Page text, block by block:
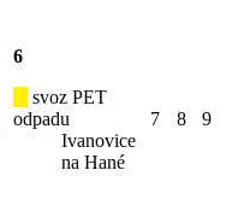
6
svoz PET
odpadu
Ivanovice
na Hané
7 8 9